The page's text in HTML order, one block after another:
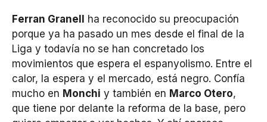
Ferran Granell ha reconocido su preocupación
porque ya ha pasado un mes desde el final de la
Liga y todavía no se han concretado los
movimientos que espera el espanyolismo. Entre el
calor, la espera y el mercado, está negro. Confía
mucho en Monchi y también en Marco Otero,
que tiene por delante la reforma de la base, pero